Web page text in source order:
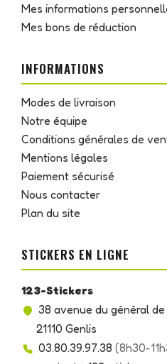
Mes informations
Mes bons de réduction
INFORMATIONS
Modes de livraison
Notre équipe
Conditions générales de
Mentions légales
Paiement sécurisé
Nous contacter
Plan du site
STICKERS EN LIGNE
123-Stickers
38 avenue du général de
21110 Genlis
03.80.39.97.38 (8h30-